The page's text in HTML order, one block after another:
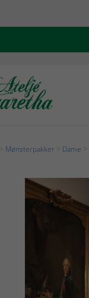
Mønsterpakker Dame